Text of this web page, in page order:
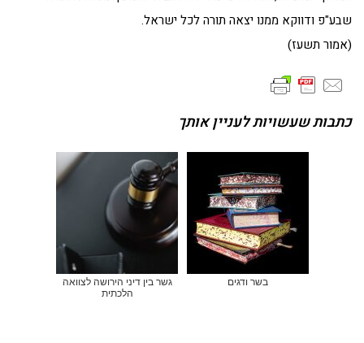
שבע"פ ודווקא ממנו יצאה תורה לכל ישראל.
(אמור תשעז)
כתבות שעשויות לעניין אותך
בשר ודגים
גשר בין דיני הירושה לצוואה
הלכתית